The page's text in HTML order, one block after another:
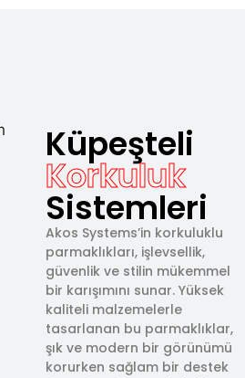
Küpeşteli
Korkuluk
Sistemleri
Akos Systems’in korkuluklu
parmaklıkları, işlevsellik,
güvenlik ve stilin mükemmel
bir karışımını sunar. Yüksek
kaliteli malzemelerle
tasarlanan bu parmaklıklar,
şık ve modern bir görünümü
korurken sağlam bir destek